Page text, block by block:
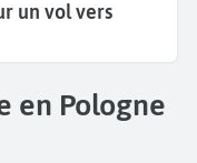
un vol vers
en Pologne